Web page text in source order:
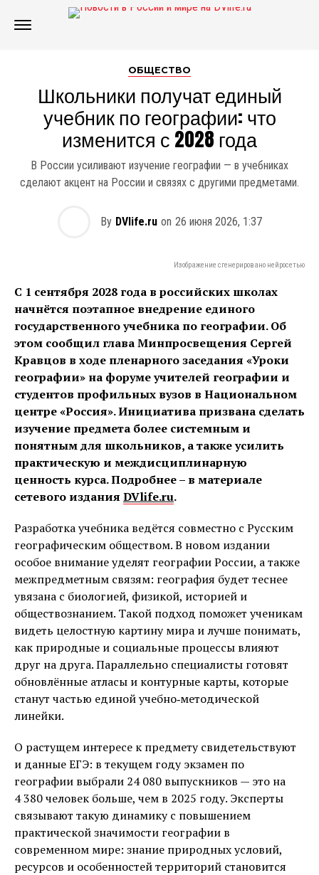
ОБЩЕСТВО
Школьники получат единый
учебник по географии: что
изменится с 2028 года
В России усиливают изучение географии — в учебниках
сделают акцент на России и связях с другими предметами.
By DVlife.ru on 26 июня 2026, 1:37
Изображение сгенерировано нейросетью
С 1 сентября 2028 года в российских школах
начнётся поэтапное внедрение единого
государственного учебника по географии. Об
этом сообщил глава Минпросвещения Сергей
Кравцов в ходе пленарного заседания «Уроки
географии» на форуме учителей географии и
студентов профильных вузов в Национальном
центре «Россия». Инициатива призвана сделать
изучение предмета более системным и
понятным для школьников, а также усилить
практическую и междисциплинарную
ценность курса. Подробнее – в материале
сетевого издания DVlife.ru.
Разработка учебника ведётся совместно с Русским
географическим обществом. В новом издании
особое внимание уделят географии России, а также
межпредметным связям: география будет теснее
увязана с биологией, физикой, историей и
обществознанием. Такой подход поможет ученикам
видеть целостную картину мира и лучше понимать,
как природные и социальные процессы влияют
друг на друга. Параллельно специалисты готовят
обновлённые атласы и контурные карты, которые
станут частью единой учебно‑методической
линейки.
О растущем интересе к предмету свидетельствуют
и данные ЕГЭ: в текущем году экзамен по
географии выбрали 24 080 выпускников — это на
4 380 человек больше, чем в 2025 году. Эксперты
связывают такую динамику с повышением
практической значимости географии в
современном мире: знание природных условий,
ресурсов и особенностей территорий становится